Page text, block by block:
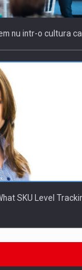
nu intr-o cultura
SKU Level